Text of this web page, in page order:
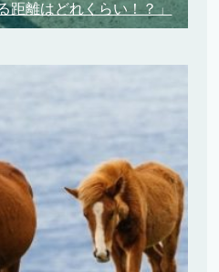
距離はどれくらい！？」